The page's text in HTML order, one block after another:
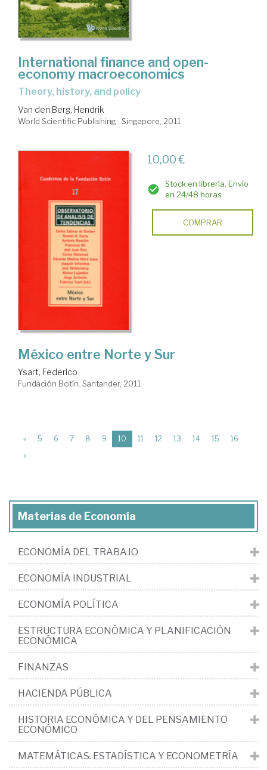
International finance and open-
economy macroeconomics
theory, history, and policy
Van den Berg, Hendrik
World Scientific Publishing . Singapore, 2011
10,00 €
Stock en librería. Envío
en 24/48 horas
COMPRAR
México entre Norte y Sur
Ysart, Federico
Fundación Botín. Santander, 2011
« 5 6 7 8 9 10 (current)
11 12 13 14 15
16
»
Materias de Economía
ECONOMÍA DEL TRABAJO
ECONOMÍA INDUSTRIAL
ECONOMÍA POLÍTICA
ESTRUCTURA ECONÓMICA Y PLANIFICACIÓN
ECONÓMICA
FINANZAS
HACIENDA PÚBLICA
HISTORIA ECONÓMICA Y DEL PENSAMIENTO
ECONÓMICO
MATEMÁTICAS. ESTADÍSTICA Y ECONOMETRÍA